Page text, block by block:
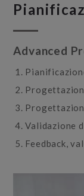
Advanced
Validazione
Feedback,